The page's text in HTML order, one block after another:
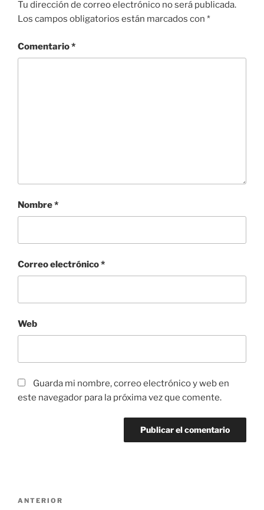
Tu dirección de correo electrónico no será publicada.
Los campos obligatorios están marcados con *
Comentario*
Nombre*
Correo electrónico*
Web
Guarda mi nombre, correo electrónico y web en
este navegador para la próxima vez que comente.
Navegación
Entrada
ANTERIOR